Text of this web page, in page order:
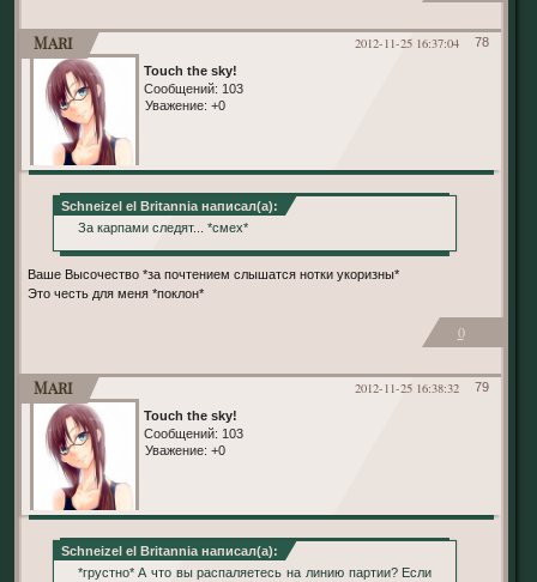
78
2012-11-25 16:37:04
Mari
Touch the sky!
Сообщений: 103
Уважение: +0
Schneizel el Britannia написал(а):
За карпами следят... *смех*
Ваше Высочество *за почтением слышатся нотки укоризны*
Это честь для меня *поклон*
0
79
2012-11-25 16:38:32
Mari
Touch the sky!
Сообщений: 103
Уважение: +0
Schneizel el Britannia написал(а):
*грустно* А что вы распаляетесь на линию партии? Если